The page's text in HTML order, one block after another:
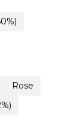
Rose